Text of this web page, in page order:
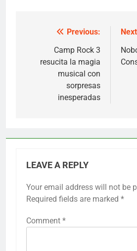
navigation
Previous:
Camp Rock 3
resucita la magia
musical con
sorpresas
inesperadas
LEAVE A REPLY
Your email address will not be
Required fields are marked *
Comment *